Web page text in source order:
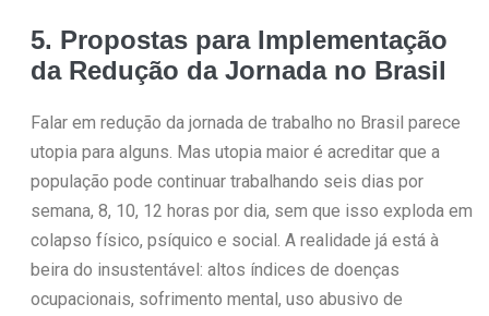
5. Propostas para Implementação
da Redução da Jornada no Brasil
Falar em redução da jornada de trabalho no Brasil parece
utopia para alguns. Mas utopia maior é acreditar que a
população pode continuar trabalhando seis dias por
semana, 8, 10, 12 horas por dia, sem que isso exploda em
colapso físico, psíquico e social. A realidade já está à
beira do insustentável: altos índices de doenças
ocupacionais, sofrimento mental, uso abusivo de